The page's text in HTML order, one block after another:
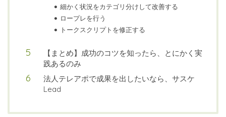
細かく状況をカテゴリ分けして改善する
ロープレを行う
トークスクリプトを修正する
【まとめ】成功のコツを知ったら、とにかく実
践あるのみ
法人テレアポで成果を出したいなら、サスケ
Lead